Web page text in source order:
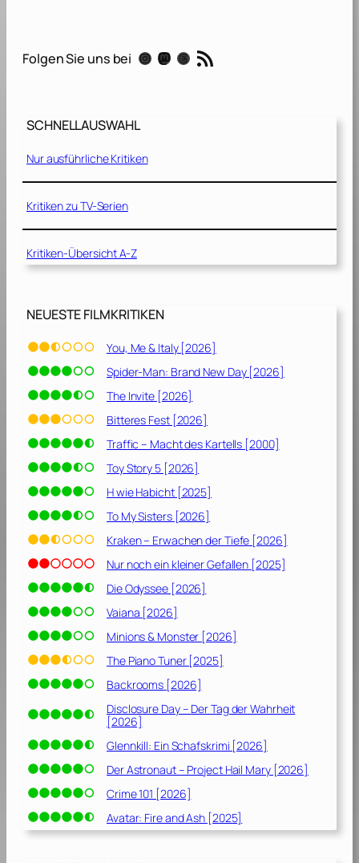
m
c
i
n
e
0
0
]
Folgen Sie uns bei Instagram Mastodon Threads RSS-Feed
SCHNELLAUSWAHL
Nur ausführliche Kritiken
Kritiken zu TV-Serien
Kritiken-Übersicht A-Z
NEUESTE FILMKRITIKEN
You, Me & Italy [2026]
Spider-Man: Brand New Day [2026]
The Invite [2026]
Bitteres Fest [2026]
Traffic – Macht des Kartells [2000]
Toy Story 5 [2026]
H wie Habicht [2025]
To My Sisters [2026]
Kraken – Erwachen der Tiefe [2026]
Nur noch ein kleiner Gefallen [2025]
Die Odyssee [2026]
Vaiana [2026]
Minions & Monster [2026]
The Piano Tuner [2025]
Backrooms [2026]
Disclosure Day – Der Tag der Wahrheit
[2026]
Glennkill: Ein Schafskrimi [2026]
Der Astronaut – Project Hail Mary [2026]
Crime 101 [2026]
Avatar: Fire and Ash [2025]